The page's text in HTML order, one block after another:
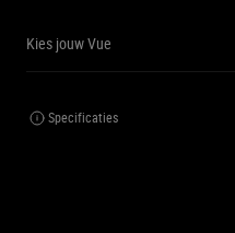
Kies jouw Vue
Specificaties